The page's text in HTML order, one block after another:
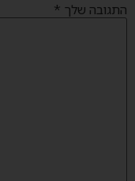
התגובה שלך *